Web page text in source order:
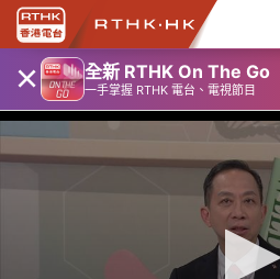
× 全新 RTHK On The Go
一手掌握 RTHK 電台、電視節目